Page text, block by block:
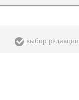
выбор редакции